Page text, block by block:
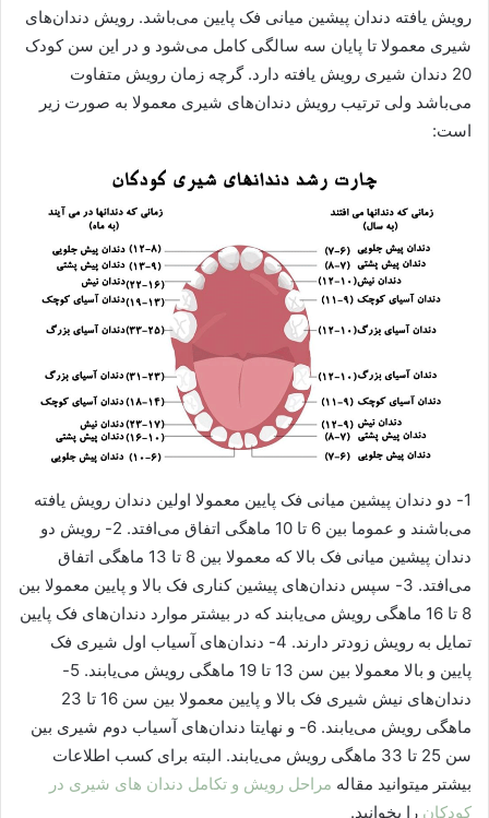
رویش یافته دندان پیشین میانی فک پایین می‌باشد. رویش دندان‌های
شیری معمولا تا پایان سه سالگی کامل می‌شود و در این سن کودک
20 دندان شیری رویش یافته دارد. گرچه زمان رویش متفاوت
می‌باشد ولی ترتیب رویش دندان‌های شیری معمولا به صورت زیر
است:
1- دو دندان پیشین میانی فک پایین معمولا اولین دندان رویش یافته
می‌باشند و عموما بین 6 تا 10 ماهگی اتفاق می‌افتد. 2- رویش دو
دندان پیشین میانی فک بالا که معمولا بین 8 تا 13 ماهگی اتفاق
می‌افتد. 3- سپس دندان‌های پیشین کناری فک بالا و پایین معمولا بین
8 تا 16 ماهگی رویش می‌یابند که در بیشتر موارد دندان‌های فک پایین
تمایل به رویش زودتر دارند. 4- دندان‌های آسیاب اول شیری فک
پایین و بالا معمولا بین سن 13 تا 19 ماهگی رویش می‌یابند. 5-
دندان‌های نیش شیری فک بالا و پایین معمولا بین سن 16 تا 23
ماهگی رویش می‌یابند. 6- و نهایتا دندان‌های آسیاب دوم شیری بین
سن 25 تا 33 ماهگی رویش می‌یابند. البته برای کسب اطلاعات
بیشتر میتوانید مقاله مراحل رویش و تکامل دندان های شیری در
کودکان را بخوانید.